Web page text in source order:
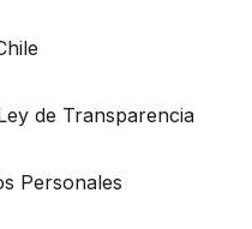
de Transparencia
Personales